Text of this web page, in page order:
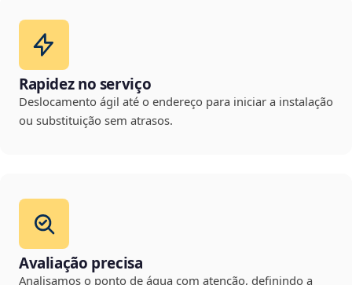
Rapidez no serviço
Deslocamento ágil até o endereço para iniciar a instalação
ou substituição sem atrasos.
Avaliação precisa
Analisamos o ponto de água com atenção, definindo a